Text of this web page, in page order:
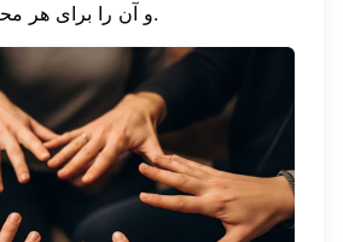
و آن را برای هر محیطی ایده‌آل می‌کند.